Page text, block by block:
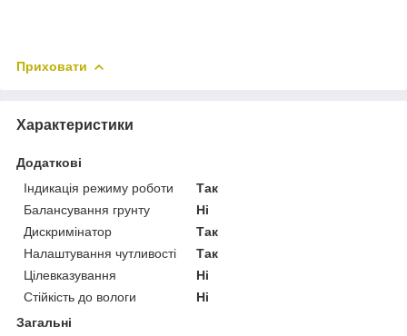
Приховати
Характеристики
Додаткові
Індикація режиму роботи
Так
Балансування грунту
Ні
Дискримінатор
Так
Налаштування чутливості
Так
Цілевказування
Ні
Стійкість до вологи
Ні
Загальні